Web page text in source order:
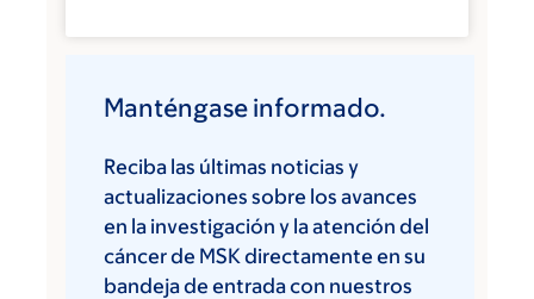
Manténgase informado.
Reciba las últimas noticias y
actualizaciones sobre los avances
en la investigación y la atención del
cáncer de MSK directamente en su
bandeja de entrada con nuestros